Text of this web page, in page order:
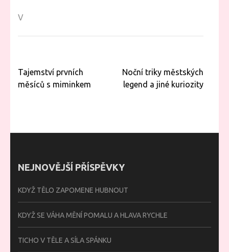
V
Navigace
pro
Tajemství prvních
měsíců s miminkem
Noční triky městských
legend a jiné kuriozity
NEJNOVĚJŠÍ PŘÍSPĚVKY
KDYŽ TĚLO ZAPOMENE HUBNOUT
KDYŽ SE VÁHA MĚNÍ POMALU A HLAVA RYCHLE
TICHO V TĚLE A SÍLA SPÁNKU